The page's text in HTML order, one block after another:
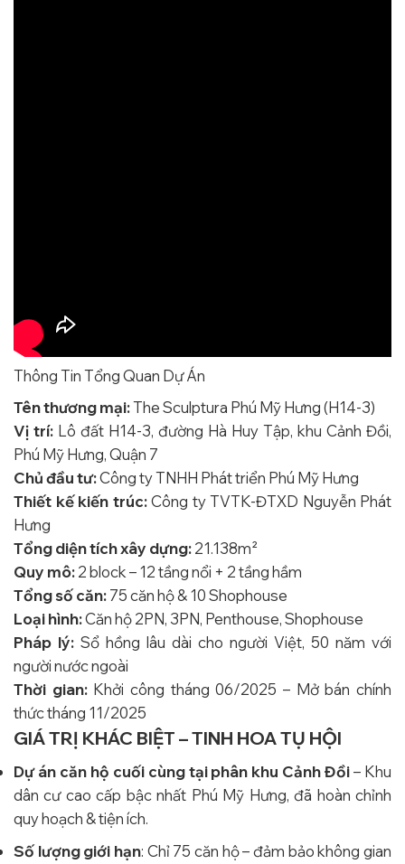
Thông Tin Tổng Quan Dự Án
Tên thương mại:The Sculptura Phú Mỹ Hưng (H14-3)
Vị trí: Lô đất H14-3, đường Hà Huy Tập, khu Cảnh Đồi,
Phú Mỹ Hưng, Quận 7
Chủ đầu tư:Công ty TNHH Phát triển Phú Mỹ Hưng
Thiết kế kiến trúc:Công ty TVTK-ĐTXD Nguyễn Phát
Hưng
Tổng diện tích xây dựng:21.138m²
Quy mô:2 block – 12 tầng nổi + 2 tầng hầm
Tổng số căn:75 căn hộ & 10 Shophouse
Loại hình:Căn hộ 2PN, 3PN, Penthouse, Shophouse
Pháp lý: Sổ hồng lâu dài cho người Việt, 50 năm với
người nước ngoài
Thời gian:Khởi công tháng 06/2025 – Mở bán chính
thức tháng 11/2025
GIÁ TRỊ KHÁC BIỆT – TINH HOA TỤ HỘI
Dự án căn hộ cuối cùng tại phân khu Cảnh Đồi– Khu
dân cư cao cấp bậc nhất Phú Mỹ Hưng, đã hoàn chỉnh
quy hoạch & tiện ích.
Số lượng giới hạn: Chỉ 75 căn hộ – đảm bảo không gian